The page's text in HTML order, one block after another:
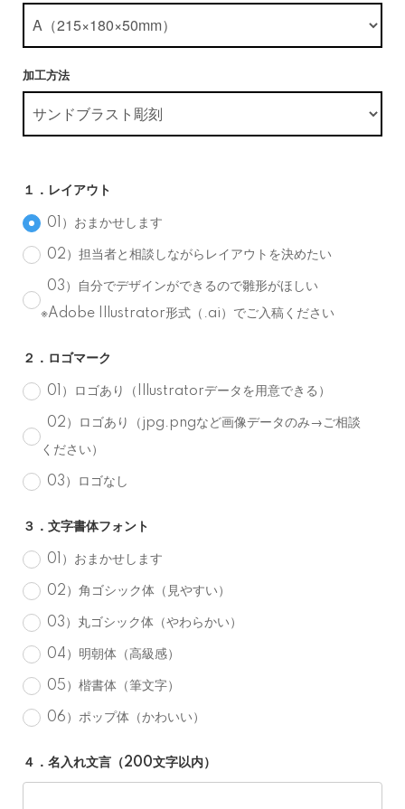
加工方法
１．レイアウト
01）おまかせします
02）担当者と相談しながらレイアウトを決めたい
03）自分でデザインができるので雛形がほしい
※Adobe Illustrator形式（.ai）でご入稿ください
２．ロゴマーク
01）ロゴあり（Illustratorデータを用意できる）
02）ロゴあり（jpg.pngなど画像データのみ→ご相談
ください）
03）ロゴなし
３．文字書体フォント
01）おまかせします
02）角ゴシック体（見やすい）
03）丸ゴシック体（やわらかい）
04）明朝体（高級感）
05）楷書体（筆文字）
06）ポップ体（かわいい）
４．名入れ文言（200文字以内）